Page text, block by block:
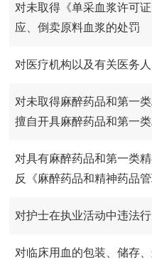
对未取得《单采血浆许可
应、倒卖原料血浆的处罚
对医疗机构以及有关医务
对未取得麻醉药品和第一
擅自开具麻醉药品和第一
对具有麻醉药品和第一类
反《麻醉药品和精神药品
对护士在执业活动中违法
对临床用血的包装、储存